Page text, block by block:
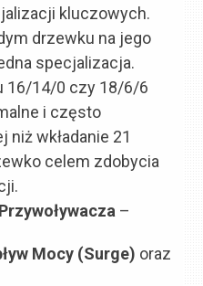
kluczowych.
drzewku na jego
specjalizacja.
16/14/0 czy 18/6/6
i często
niż wkładanie 21
celem zdobycia
–
Mocy (Surge) oraz